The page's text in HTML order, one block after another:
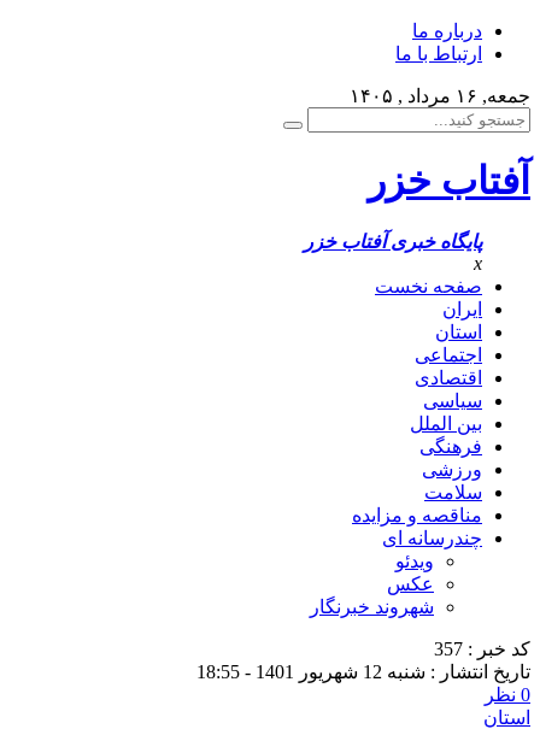
درباره ما
ارتباط با ما
جمعه, ۱۶ مرداد , ۱۴۰۵
آفتاب خزر
پایگاه خبری آفتاب خزر
x
صفحه نخست
ایران
استان
اجتماعی
اقتصادی
سیاسی
بین الملل
فرهنگی
ورزشی
سلامت
مناقصه و مزایده
چندرسانه ای
ویدئو
عکس
شهروند خبرنگار
کد خبر : 357
تاریخ انتشار : شنبه 12 شهریور 1401 - 18:55
0 نظر
استان